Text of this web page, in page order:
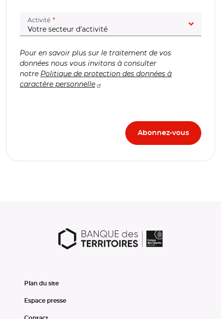
Activité (champ obligatoire)
Pour en savoir plus sur le traitement de vos
données nous vous invitons à consulter
notre Politique de protection des données à
caractère personnelle
Plan du site
Espace presse